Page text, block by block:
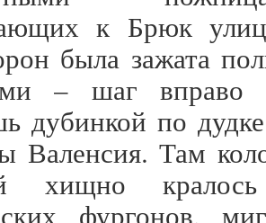
к Брюк
была зажата
– шаг
дубинкой по
Валенсия. Там
хищно
фургонов,